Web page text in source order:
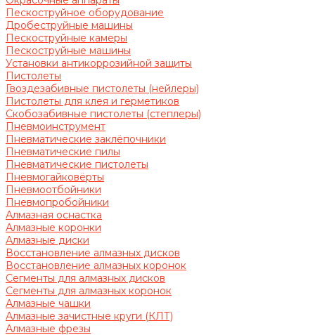
Пескоструйное оборудование
Дробеструйные машины
Пескоструйные камеры
Пескоструйные машины
Установки антикоррозийной защиты
Пистолеты
Гвоздезабивные пистолеты (нейлеры)
Пистолеты для клея и герметиков
Скобозабивные пистолеты (степлеры)
Пневмоинструмент
Пневматические заклёпочники
Пневматические пилы
Пневматические пистолеты
Пневмогайковёрты
Пневмоотбойники
Пневмопробойники
Алмазная оснастка
Алмазные коронки
Алмазные диски
Восстановление алмазных дисков
Восстановление алмазных коронок
Сегменты для алмазных дисков
Сегменты для алмазных коронок
Алмазные чашки
Алмазные зачистные круги (КЛТ)
Алмазные фрезы